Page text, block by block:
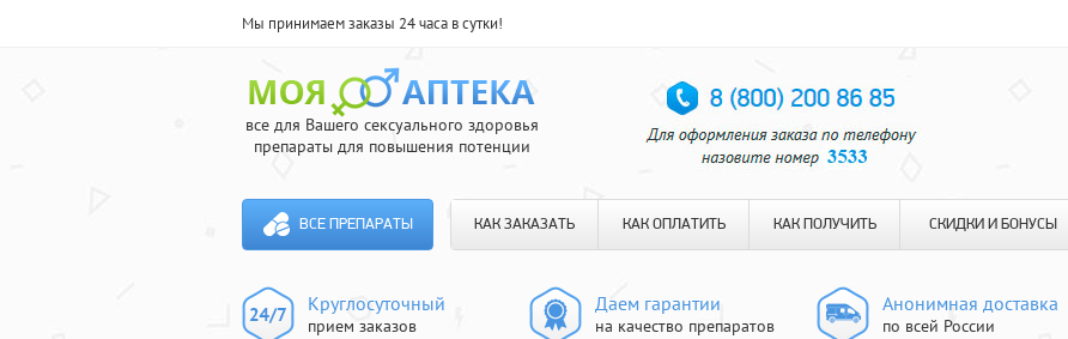
Мы принимаем заказы 24 часа в сутки!
все для Вашего сексуального здоровья
препараты для повышения потенции
ВСЕ ПРЕПАРАТЫ КАК ЗАКАЗАТЬ КАК ОПЛАТИТЬ КАК ПОЛУЧИТЬ СКИДКИ И БОНУСЫ
Круглосуточный
прием заказов
Даем гарантии
на качество препаратов
Анонимная доставка
по всей России